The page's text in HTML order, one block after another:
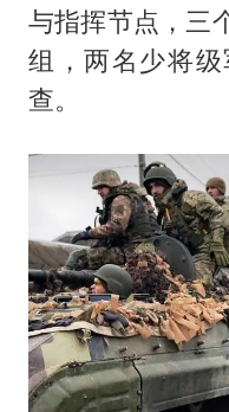
与指挥节点，三
组，两名少将
查。